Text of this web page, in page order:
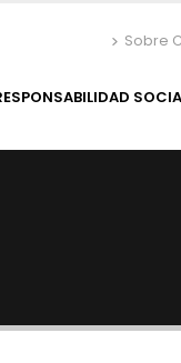
Sobre